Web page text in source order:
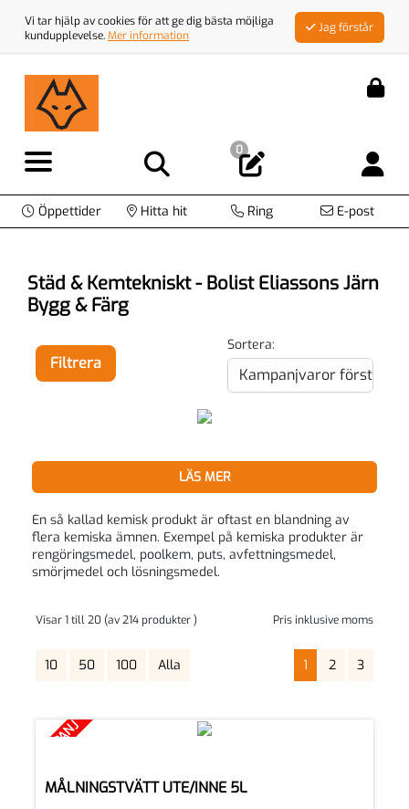
Vi tar hjälp av cookies för att ge dig bästa möjliga
kundupplevelse.Mer information
Jag förstår
0
Öppettider Hitta hit Ring E-post
Städ & Kemtekniskt - Bolist Eliassons Järn
Bygg & Färg
Filtrera
Sortera:
LÄS MER
En så kallad kemisk produkt är oftast en blandning av
flera kemiska ämnen. Exempel på kemiska produkter är
rengöringsmedel, poolkem, puts, avfettningsmedel,
smörjmedel och lösningsmedel.
Visar 1 till 20 (av 214 produkter ) Pris inklusive moms
10 50 100 Alla 1 2 3
KAMPANJ
MÅLNINGSTVÄTT UTE/INNE 5L